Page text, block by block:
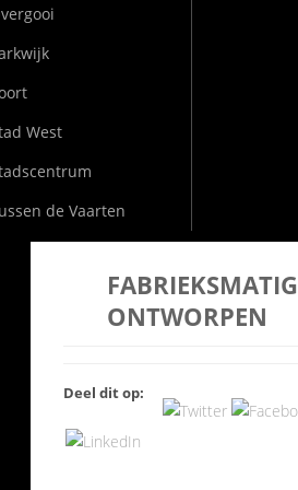
West
de Vaarten
FABRIEKSMATIG
ONTWORPEN
Deel dit op: